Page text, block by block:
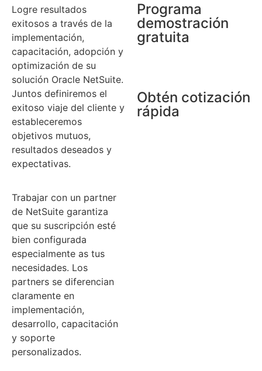
Logre resultados
exitosos a través de la
implementación,
capacitación, adopción y
optimización de su
solución Oracle NetSuite.
Juntos definiremos el
exitoso viaje del cliente y
estableceremos
objetivos mutuos,
resultados deseados y
expectativas.
Trabajar con un partner
de NetSuite garantiza
que su suscripción esté
bien configurada
especialmente as tus
necesidades. Los
partners se diferencian
claramente en
implementación,
desarrollo, capacitación
y soporte
personalizados.
Programa
demostración
gratuita
Obtén cotización
rápida